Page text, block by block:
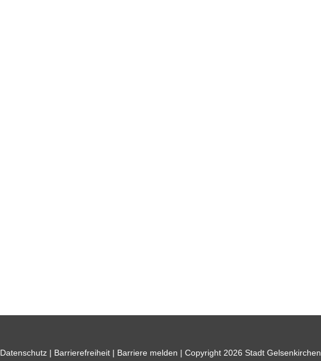
Datenschutz| Barrierefreiheit| Barriere melden | Copyright 2026 Stadt Gelsenkirchen